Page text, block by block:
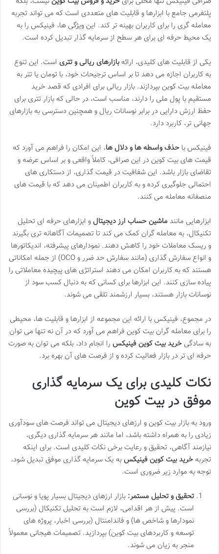
پلتفرمی جامع با ابزارها و قابلیت های متعددی است که می تواند تجربه
معامله گری را برای کاربران بهینه تر کند. این ویژگی ها، فینیکس را به
یک محیط حرفه ای برای هر سطح از سرمایه گذار تبدیل کرده است.
یکی از قابلیت های کلیدی، ارائه بازارهای ریالی و تتری است. این تنوع
به کاربران اجازه می دهد تا بر اساس ترجیحات خود، با تومان یا تتر به
معامله بیت کوین بپردازند. بازار ریالی برای افرادی که قصد خرید
مستقیم با پول ملی را دارند، مناسب است، در حالی که بازار تتری برای
حفظ ارزش دارایی در برابر نوسانات ریال و همچنین دسترسی به بازارهای
جهانی تر، کاربرد دارد.
فینیکس با حذف واسطه ها و دلال ها، این امکان را فراهم می آورد که
قیمت های بیت کوین در این صرافی، کاملاً واقعی و بر اساس عرضه و
تقاضای بازار باشد. این شفافیت در قیمت گذاری، از دستکاری های
احتمالی جلوگیری کرده و به کاربران اطمینان می دهد که با قیمت های
منصفانه معامله می کنند.
ابزارهایی مانند ماشین حساب ارز دیجیتال و ابزارهای حرفه ای تحلیل
تکنیکال، به معامله گران کمک می کند تا تصمیمات آگاهانه تری بگیرند
و ریسک معاملات خود را کاهش دهند. نمودارهای پیشرفته، اندیکاتورها
و انواع سفارش گذاری (مانند سفارش حد ضرر و OCO) از جمله امکاناتی
هستند که به کاربران امکان می دهند استراتژی های پیچیده معاملاتی را
پیاده سازی کنند. این ابزارها برای کسانی که به دنبال کسب سود از
نوسانات بازار هستند، بسیار ارزشمند تلقی می شوند.
در مجموع، فینیکس با ارائه این مجموعه از ابزارها و قابلیت ها، محیطی
را برای معامله گران بیت کوین فراهم می آورد که در آن نه تنها می توان
به سادگی خرید بیت کوین فینیکس را انجام داد، بلکه می توان به صورت
حرفه ای تر در بازار فعالیت کرده و از فرصت های آن بهره برد.
نکات کلیدی برای یک سرمایه گذاری
موفق در بیت کوین
ورود به بازار بیت کوین و ارزهای دیجیتال می تواند فرصت های سودآوری
زیادی را به همراه داشته باشد، اما مانند هر سرمایه گذاری دیگری،
نیازمند آگاهی، تحقیق و رعایت برخی نکات کلیدی است. برای اینکه
تجربه خرید بیت کوین فینیکس به یک سرمایه گذاری موفق تبدیل شود،
توجه به موارد زیر ضروری است.
تحقیق و تحلیل مستمر: بازار ارزهای دیجیتال بسیار پویا و نوسانی
است. پیش از هر اقدامی، لازم است به تحلیل تکنیکال (بررسی
نمودارها و شاخص ها) و فاندامنتال (بررسی اخبار، پروژه های
توسعه و کاربردهای بیت کوین) بپردازید. تصمیمات هیجانی معمولاً
منجر به زیان می شوند.